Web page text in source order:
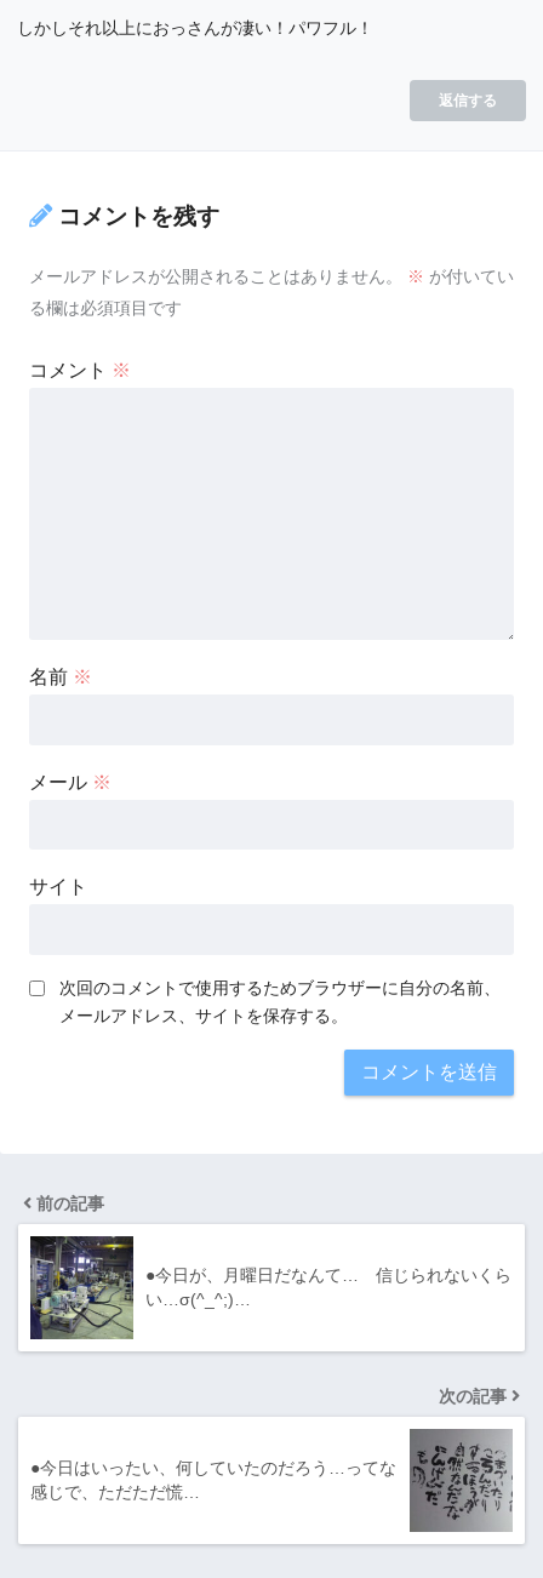
しかしそれ以上におっさんが凄い！パワフル！
返信する
コメントを残す
メールアドレスが公開されることはありません。 ※ が付いてい
る欄は必須項目です
コメント ※
名前 ※
メール ※
サイト
次回のコメントで使用するためブラウザーに自分の名前、
メールアドレス、サイトを保存する。
前の記事
●今日が、月曜日だなんて… 信じられないくら
い…σ(^_^;)…
次の記事
●今日はいったい、何していたのだろう…ってな
感じで、ただただ慌…